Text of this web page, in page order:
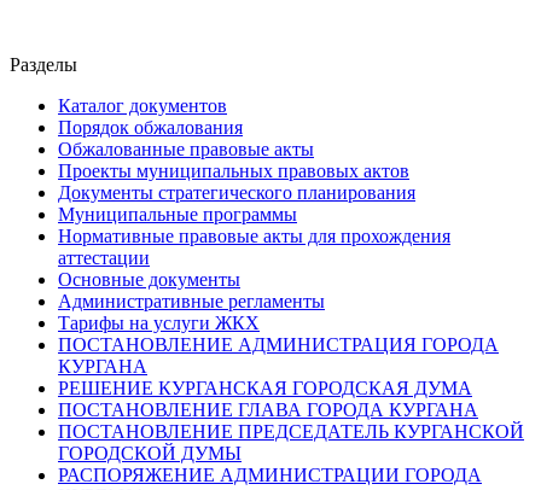
Разделы
Каталог документов
Порядок обжалования
Обжалованные правовые акты
Проекты муниципальных правовых актов
Документы стратегического планирования
Муниципальные программы
Нормативные правовые акты для прохождения
аттестации
Основные документы
Административные регламенты
Тарифы на услуги ЖКХ
ПОСТАНОВЛЕНИЕ АДМИНИСТРАЦИЯ ГОРОДА
КУРГАНА
РЕШЕНИЕ КУРГАНСКАЯ ГОРОДСКАЯ ДУМА
ПОСТАНОВЛЕНИЕ ГЛАВА ГОРОДА КУРГАНА
ПОСТАНОВЛЕНИЕ ПРЕДСЕДАТЕЛЬ КУРГАНСКОЙ
ГОРОДСКОЙ ДУМЫ
РАСПОРЯЖЕНИЕ АДМИНИСТРАЦИИ ГОРОДА